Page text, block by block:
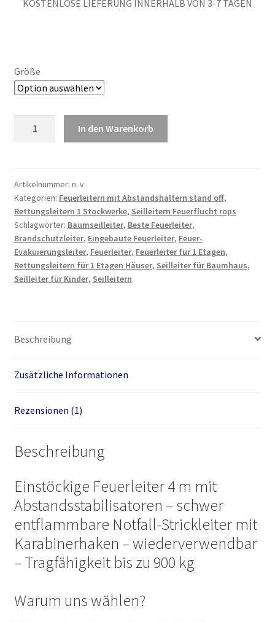
KOSTENLOSE LIEFERUNG INNERHALB VON 3-7 TAGEN
Größe
mit
Abstandsstabilisatoren
Menge
In den Warenkorb
Artikelnummer: n. v.
Kategorien: Feuerleitern mit Abstandshaltern stand off,
Rettungsleitern 1 Stockwerke, Seilleitern Feuerflucht rops
Schlagwörter: Baumseilleiter, Beste Feuerleiter,
Brandschutzleiter, Eingebaute Feuerleiter, Feuer-
Evakuierungsleiter, Feuerleiter, Feuerleiter für 1 Etagen,
Rettungsleitern für 1 Etagen Häuser, Seilleiter für Baumhaus,
Seilleiter für Kinder, Seilleitern
Beschreibung
Zusätzliche Informationen
Rezensionen (1)
Beschreibung
Einstöckige Feuerleiter 4 m mit
Abstandsstabilisatoren – schwer
entflammbare Notfall-Strickleiter mit
Karabinerhaken – wiederverwendbar
– Tragfähigkeit bis zu 900 kg
Warum uns wählen?